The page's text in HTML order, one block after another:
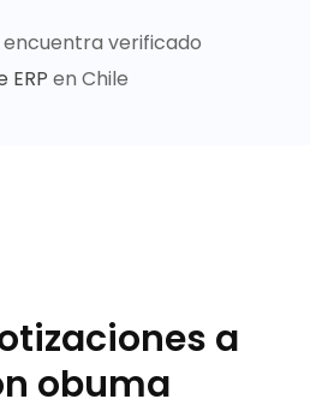
encuentra verificado
ERP en Chile
a
obuma